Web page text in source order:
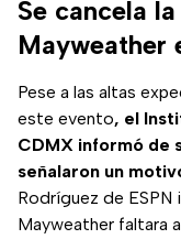
Se cancela
Mayweather
Pese a las altas
este evento, el
CDMX informó de
señalaron un
Rodríguez de
Mayweather faltara